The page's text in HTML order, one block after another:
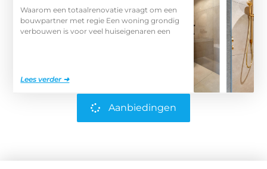
Waarom een totaalrenovatie vraagt om een
bouwpartner met regie Een woning grondig
verbouwen is voor veel huiseigenaren een
Lees verder ➜
Aanbiedingen